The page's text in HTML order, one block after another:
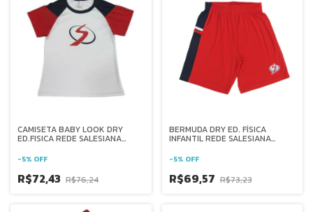
CAMISETA BABY LOOK DRY
ED.FISICA REDE SALESIANA
-5% OFF
R$72,43 R$76,24
BERMUDA DRY ED. FÍSICA
INFANTIL REDE SALESIANA
-5% OFF
R$69,57 R$73,23